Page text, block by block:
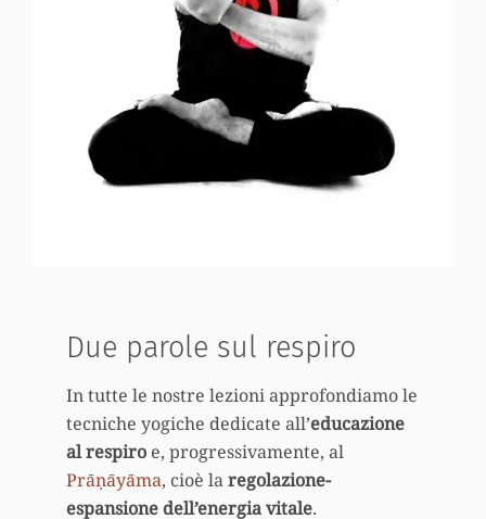
Due parole sul respiro
In tutte le nostre lezioni approfondiamo le
tecniche yogiche dedicate all’educazione
al respiro e, progressivamente, al
Prāṇāyāma, cioè laregolazione-
espansione dell’energia vitale.